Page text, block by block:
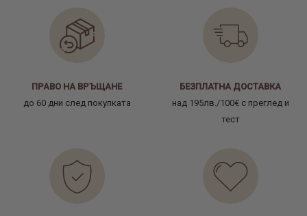
ПРАВО НА ВРЪЩАНЕ
до 60 дни след покупката
БЕЗПЛАТНА ДОСТАВКА
над 195лв./100€ с преглед и
тест